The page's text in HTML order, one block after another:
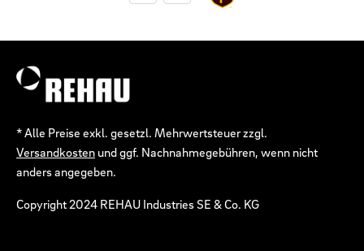
* Alle Preise exkl. gesetzl. Mehrwertsteuer zzgl.
Versandkosten und ggf. Nachnahmegebühren, wenn nicht
anders angegeben.
Copyright 2024 REHAU Industries SE & Co. KG